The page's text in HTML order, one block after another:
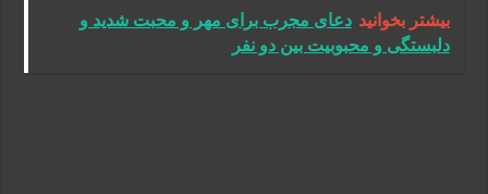
بیشتر بخوانید دعای مجرب برای مهر و محبت شدید و
دلبستگی و محبوبیت بین دو نفر